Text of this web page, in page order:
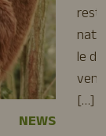
NEWS
le
[…]